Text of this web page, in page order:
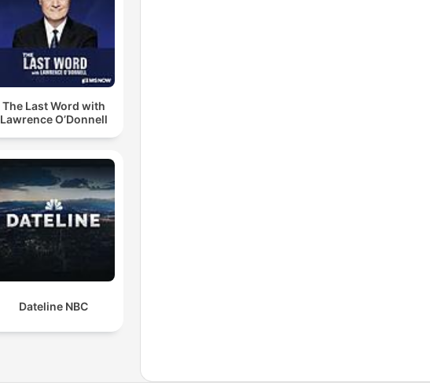
The Last Word with
Lawrence O’Donnell
Dateline NBC